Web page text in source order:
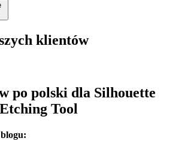
klientów
po polski dla Silhouette
Tool